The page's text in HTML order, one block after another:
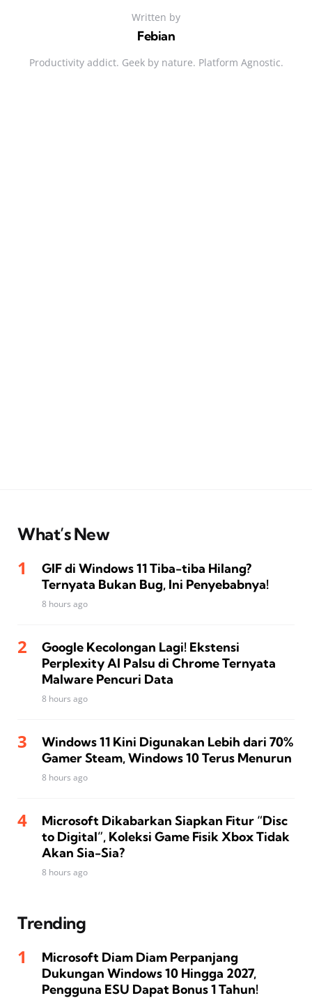
Written by
Febian
Productivity addict. Geek by nature. Platform Agnostic.
What’s New
GIF di Windows 11 Tiba-tiba Hilang?
Ternyata Bukan Bug, Ini Penyebabnya!
8 hours ago
Google Kecolongan Lagi! Ekstensi
Perplexity AI Palsu di Chrome Ternyata
Malware Pencuri Data
8 hours ago
Windows 11 Kini Digunakan Lebih dari 70%
Gamer Steam, Windows 10 Terus Menurun
8 hours ago
Microsoft Dikabarkan Siapkan Fitur “Disc
to Digital”, Koleksi Game Fisik Xbox Tidak
Akan Sia-Sia?
8 hours ago
Trending
Microsoft Diam Diam Perpanjang
Dukungan Windows 10 Hingga 2027,
Pengguna ESU Dapat Bonus 1 Tahun!